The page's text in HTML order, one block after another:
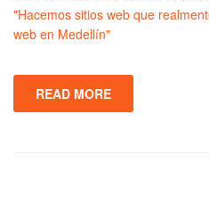
"Hacemos sitios web que
web en Medellín"
READ MORE